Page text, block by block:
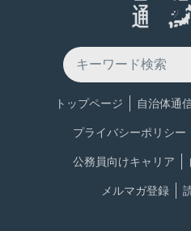
トップページ 自治体通
プライバシーポリシー
公務員向けキャリア
メルマガ登録